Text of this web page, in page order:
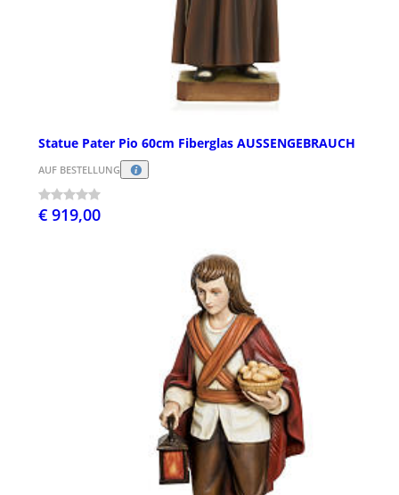
Statue Pater Pio 60cm Fiberglas AUSSENGEBRAUCH
AUF BESTELLUNG
€ 919,00